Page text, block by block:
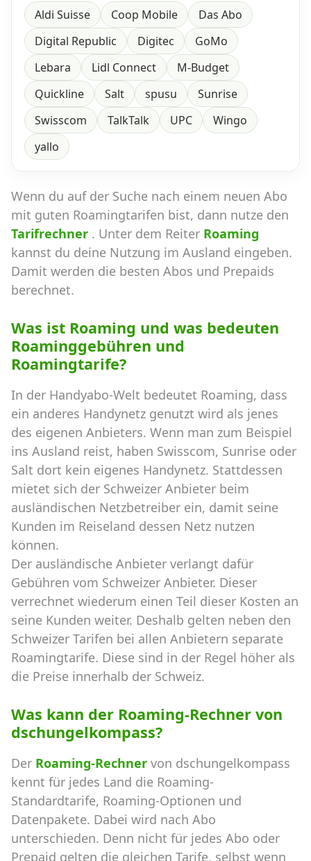
Aldi Suisse Coop Mobile
Das Abo
Digital Republic
Digitec
GoMo
Lebara
Lidl Connect
M-Budget
Quickline
Salt spusu
Sunrise
Swisscom
TalkTalk UPC
Wingo
yallo
Wenn du auf der Suche nach einem neuen Abo
mit guten Roamingtarifen bist, dann nutze den
Tarifrechner . Unter dem Reiter Roaming
kannst du deine Nutzung im Ausland eingeben.
Damit werden die besten Abos und Prepaids
berechnet.
Was ist Roaming und was bedeuten
Roaminggebühren und
Roamingtarife?
In der Handyabo-Welt bedeutet Roaming, dass
ein anderes Handynetz genutzt wird als jenes
des eigenen Anbieters. Wenn man zum Beispiel
ins Ausland reist, haben Swisscom, Sunrise oder
Salt dort kein eigenes Handynetz. Stattdessen
mietet sich der Schweizer Anbieter beim
ausländischen Netzbetreiber ein, damit seine
Kunden im Reiseland dessen Netz nutzen
können.
Der ausländische Anbieter verlangt dafür
Gebühren vom Schweizer Anbieter. Dieser
verrechnet wiederum einen Teil dieser Kosten an
seine Kunden weiter. Deshalb gelten neben den
Schweizer Tarifen bei allen Anbietern separate
Roamingtarife. Diese sind in der Regel höher als
die Preise innerhalb der Schweiz.
Was kann der Roaming-Rechner von
dschungelkompass?
Der Roaming-Rechner von dschungelkompass
kennt für jedes Land die Roaming-
Standardtarife, Roaming-Optionen und
Datenpakete. Dabei wird nach Abo
unterschieden. Denn nicht für jedes Abo oder
Prepaid gelten die gleichen Tarife, selbst wenn